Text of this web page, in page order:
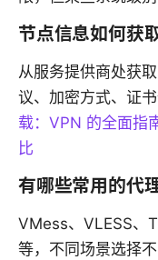
节点信息如何获取
从服务提供商处获
议、加密方式、证
载：VPN 的全面指
比
有哪些常用的代
VMess、VLESS、
等，不同场景选择